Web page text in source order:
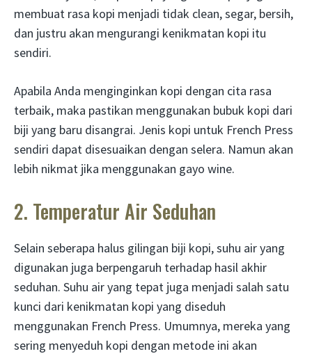
membuat rasa kopi menjadi tidak clean, segar, bersih,
dan justru akan mengurangi kenikmatan kopi itu
sendiri.
Apabila Anda menginginkan kopi dengan cita rasa
terbaik, maka pastikan menggunakan bubuk kopi dari
biji yang baru disangrai. Jenis kopi untuk French Press
sendiri dapat disesuaikan dengan selera. Namun akan
lebih nikmat jika menggunakan gayo wine.
2. Temperatur Air Seduhan
Selain seberapa halus gilingan biji kopi, suhu air yang
digunakan juga berpengaruh terhadap hasil akhir
seduhan. Suhu air yang tepat juga menjadi salah satu
kunci dari kenikmatan kopi yang diseduh
menggunakan French Press. Umumnya, mereka yang
sering menyeduh kopi dengan metode ini akan